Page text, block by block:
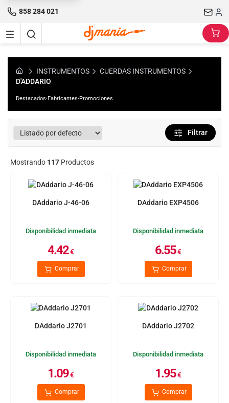
858 284 021
INSTRUMENTOS
CUERDAS INSTRUMENTOS
D'ADDARIO
Destacados·Fabricantes·Promociones
Filtrar
Mostrando 117 Productos
DAddario J-46-06
Disponibilidad inmediata
4.42€
Comprar
DAddario EXP4506
Disponibilidad inmediata
6.55€
Comprar
DAddario J2701
Disponibilidad inmediata
1.09€
Comprar
DAddario J2702
Disponibilidad inmediata
1.95€
Comprar